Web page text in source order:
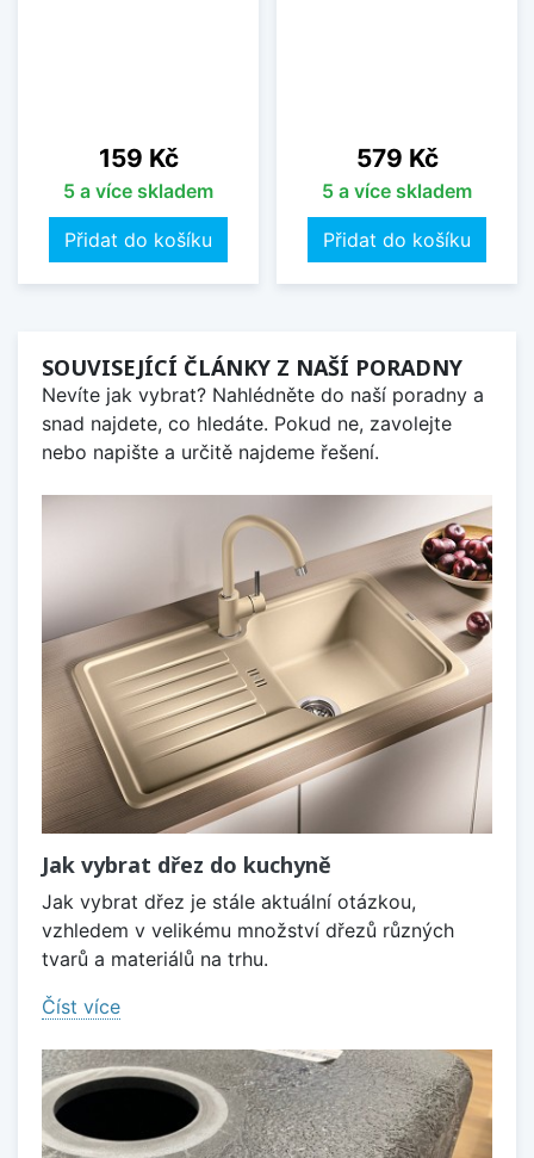
Cena
159 Kč
5 a více skladem
Přidat do košíku
Cena
579 Kč
5 a více skladem
Přidat do košíku
SOUVISEJÍCÍ ČLÁNKY Z NAŠÍ PORADNY
Nevíte jak vybrat? Nahlédněte do naší poradny a
snad najdete, co hledáte. Pokud ne, zavolejte
nebo napište a určitě najdeme řešení.
Jak vybrat dřez do kuchyně
Jak vybrat dřez je stále aktuální otázkou,
vzhledem v velikému množství dřezů různých
tvarů a materiálů na trhu.
Číst více